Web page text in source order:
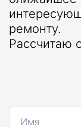
ремонту.
Рассчитаю